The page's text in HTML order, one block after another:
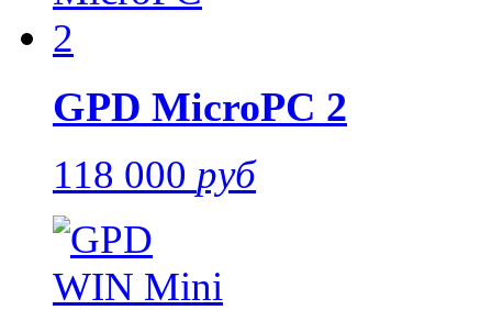
GPD MicroPC 2
118 000 руб